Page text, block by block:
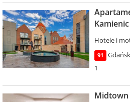
Hotele i
91
1
Midtown